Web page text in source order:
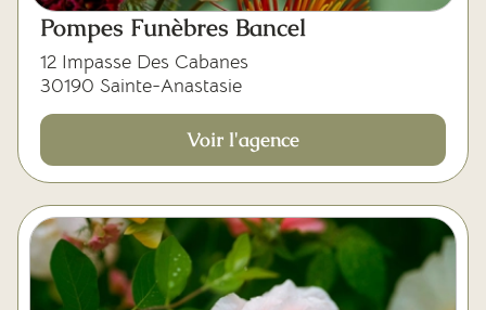
Pompes Funèbres Bancel
12 Impasse Des Cabanes
30190 Sainte-Anastasie
Voir l'agence